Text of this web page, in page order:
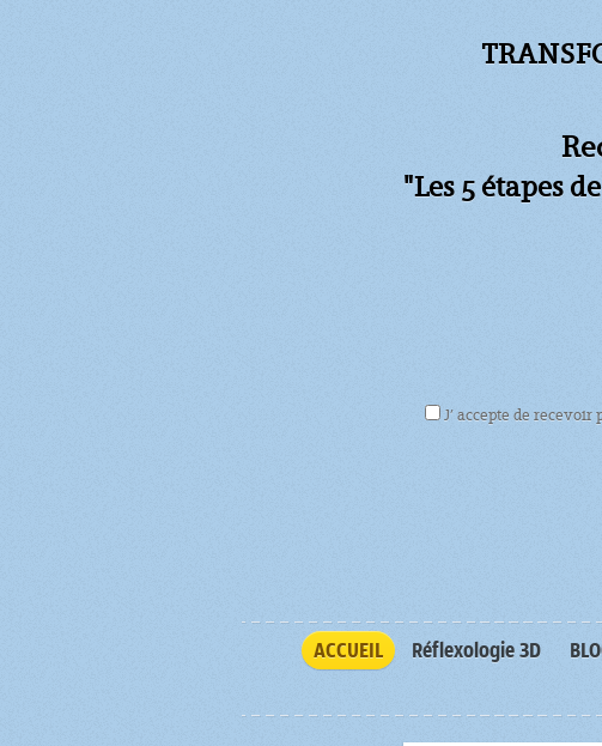
"Les 5 étapes
J’ accepte de
ACCUEIL Réflexologie 3D